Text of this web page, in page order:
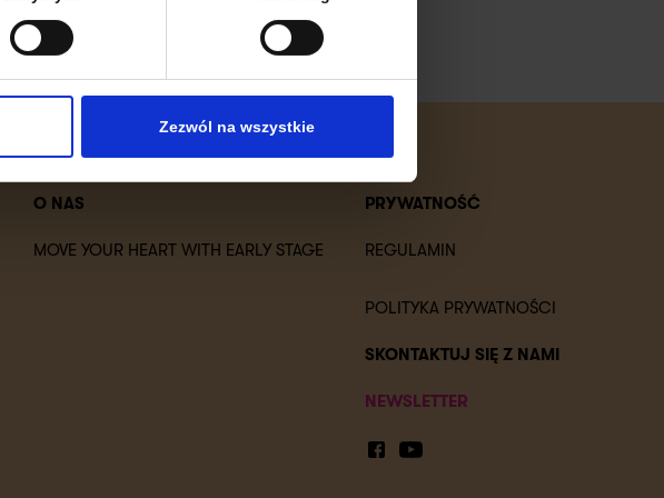
Zezwól na wszystkie
O NAS
MOVE YOUR HEART WITH EARLY STAGE
PRYWATNOŚĆ
REGULAMIN
POLITYKA PRYWATNOŚCI
SKONTAKTUJ SIĘ Z NAMI
NEWSLETTER